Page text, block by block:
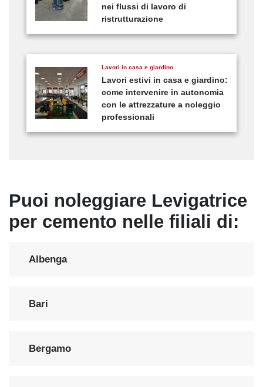
nei flussi di lavoro di
ristrutturazione
Lavori in casa e giardino
Lavori estivi in casa e giardino:
come intervenire in autonomia
con le attrezzature a noleggio
professionali
Puoi noleggiare Levigatrice
per cemento nelle filiali di:
Albenga
Bari
Bergamo